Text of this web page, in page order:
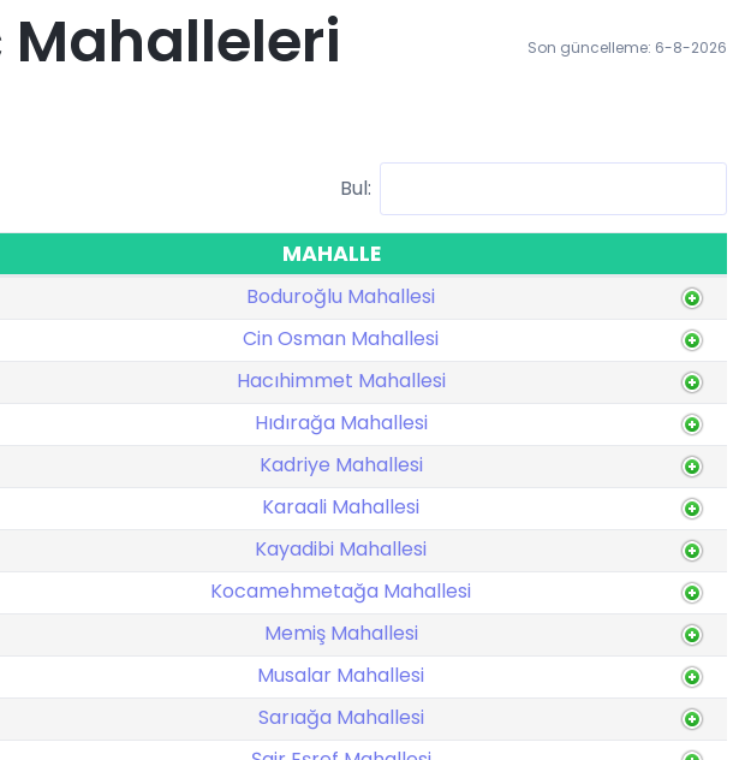
Mahalleleri Son güncelleme: 6-8-2026
Bul:
MAHALLE
Boduroğlu Mahallesi
Cin Osman Mahallesi
Hacıhimmet Mahallesi
Hıdırağa Mahallesi
Kadriye Mahallesi
Karaali Mahallesi
Kayadibi Mahallesi
Kocamehmetağa Mahallesi
Memiş Mahallesi
Musalar Mahallesi
Sarıağa Mahallesi